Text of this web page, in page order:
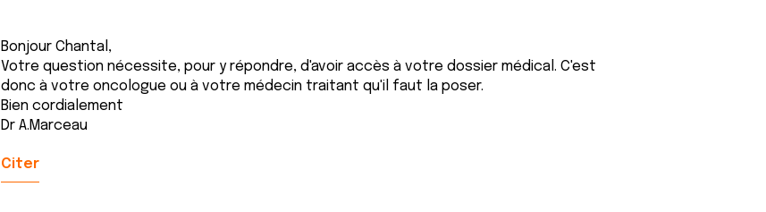
Bonjour Chantal,
Votre question nécessite, pour y répondre, d'avoir accès à votre dossier médical. C'est
donc à votre oncologue ou à votre médecin traitant qu'il faut la poser.
Bien cordialement
Dr A.Marceau
Citer